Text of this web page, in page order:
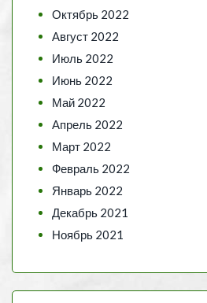
Октябрь 2022
Август 2022
Июль 2022
Июнь 2022
Май 2022
Апрель 2022
Март 2022
Февраль 2022
Январь 2022
Декабрь 2021
Ноябрь 2021